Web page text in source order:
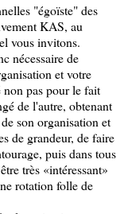
"égoïste" des
KAS, au
vous invitons.
nécessaire de
et votre
pas pour le fait
de l'autre, obtenant
son organisation et
de grandeur, de faire
puis dans tous
très «intéressant»
rotation folle de